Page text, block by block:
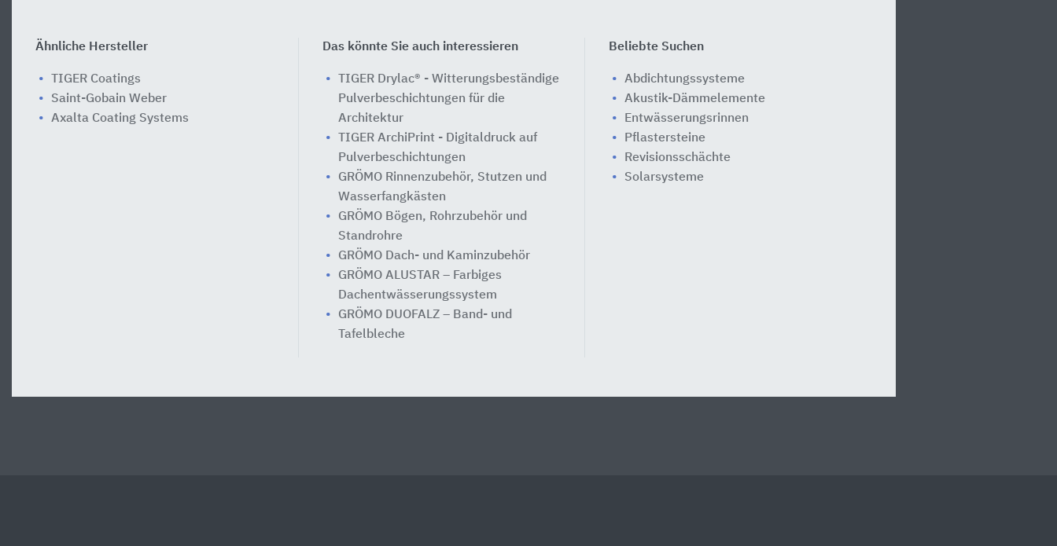
Ähnliche Hersteller
TIGER Coatings
Saint-Gobain Weber
Axalta Coating Systems
Das könnte Sie auch interessieren
TIGER Drylac® - Witterungsbeständige
Pulverbeschichtungen für die
Architektur
TIGER ArchiPrint - Digitaldruck auf
Pulverbeschichtungen
GRÖMO Rinnenzubehör, Stutzen und
Wasserfangkästen
GRÖMO Bögen, Rohrzubehör und
Standrohre
GRÖMO Dach- und Kaminzubehör
GRÖMO ALUSTAR – Farbiges
Dachentwässerungssystem
GRÖMO DUOFALZ – Band- und
Tafelbleche
Beliebte Suchen
Abdichtungssysteme
Akustik-Dämmelemente
Entwässerungsrinnen
Pflastersteine
Revisionsschächte
Solarsysteme